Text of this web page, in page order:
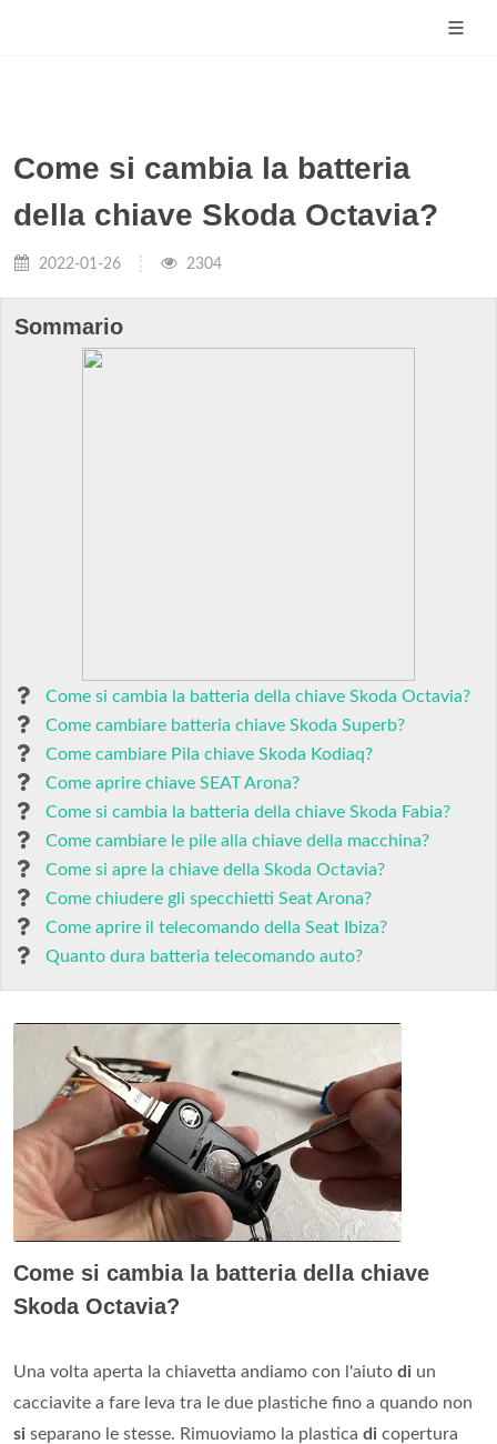
Come si cambia la batteria
della chiave Skoda Octavia?
2022-01-26 2304
Sommario
Come si cambia la batteria della chiave Skoda Octavia?
Come cambiare batteria chiave Skoda Superb?
Come cambiare Pila chiave Skoda Kodiaq?
Come aprire chiave SEAT Arona?
Come si cambia la batteria della chiave Skoda Fabia?
Come cambiare le pile alla chiave della macchina?
Come si apre la chiave della Skoda Octavia?
Come chiudere gli specchietti Seat Arona?
Come aprire il telecomando della Seat Ibiza?
Quanto dura batteria telecomando auto?
Come si cambia la batteria della chiave
Skoda Octavia?
Una volta aperta la chiavetta andiamo con l'aiuto di un
cacciavite a fare leva tra le due plastiche fino a quando non
si separano le stesse. Rimuoviamo la plastica di copertura